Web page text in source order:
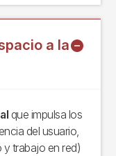
a la
que impulsa los
del usuario,
y trabajo en red)